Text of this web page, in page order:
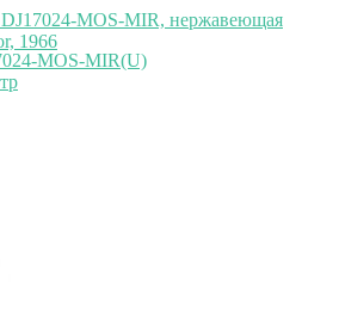
MOS-MIR, нержавеющая
1966
MOS-MIR(U)